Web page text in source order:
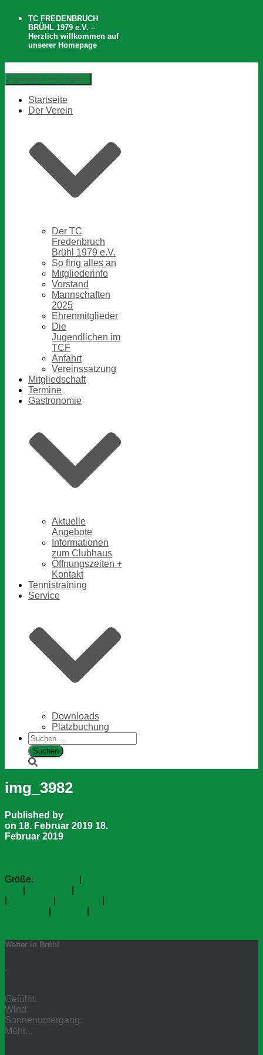
TC FREDENBRUCH
BRÜHL 1979 e.V. –
Herzlich willkommen auf
unserer Homepage
Navigation umschalten
Startseite
Der Verein
Der TC
Fredenbruch
Brühl 1979 e.V.
So fing alles an
Mitgliederinfo
Vorstand
Mannschaften
2025
Ehrenmitglieder
Die
Jugendlichen im
TCF
Anfahrt
Vereinssatzung
Mitgliedschaft
Termine
Gastronomie
Aktuelle
Angebote
Informationen
zum Clubhaus
Öffnungszeiten +
Kontakt
Tennistraining
Service
Downloads
Platzbuchung
Suchen
nach:
img_3982
Published by
on 18. Februar 2019 18.
Februar 2019
Größe:
Wetter in Brühl
,
Gefühlt:
Wind:
Sonnenuntergang:
Mehr...